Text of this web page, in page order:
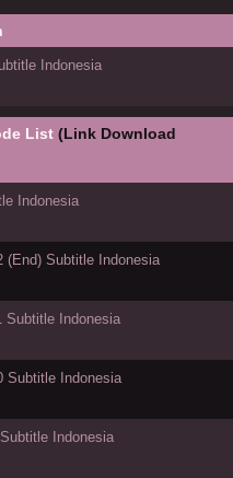
Indonesia
List (Link Download
Indonesia
(End) Subtitle Indonesia
Subtitle Indonesia
Subtitle Indonesia
Indonesia